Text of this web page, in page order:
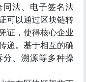
同法、电子签名法
可以通过区块链转
证，使得核心企业
递。基于相互的确
分、溯源等多种操